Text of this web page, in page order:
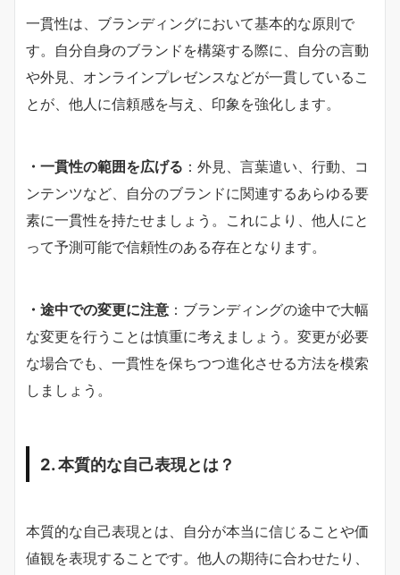
一貫性は、ブランディングにおいて基本的な原則で
す。自分自身のブランドを構築する際に、自分の言動
や外見、オンラインプレゼンスなどが一貫しているこ
とが、他人に信頼感を与え、印象を強化します。
・一貫性の範囲を広げる ：外見、言葉遣い、行動、コ
ンテンツなど、自分のブランドに関連するあらゆる要
素に一貫性を持たせましょう。これにより、他人にと
って予測可能で信頼性のある存在となります。
・途中での変更に注意 ：ブランディングの途中で大幅
な変更を行うことは慎重に考えましょう。変更が必要
な場合でも、一貫性を保ちつつ進化させる方法を模索
しましょう。
2. 本質的な自己表現とは？
本質的な自己表現とは、自分が本当に信じることや価
値観を表現することです。他人の期待に合わせたり、